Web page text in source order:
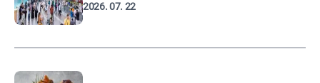
2026. 07. 22